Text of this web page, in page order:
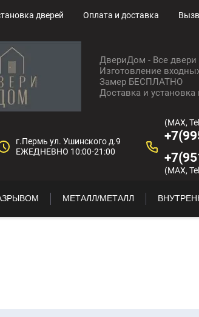
дверей Оплата и доставка
ДвериДом - Все двери
Изготовление
Замер БЕСПЛАТНО
Доставка и установка
г.Пермь ул. Ушинского д.9
ЕЖЕДНЕВНО 10:00-21:00
(MAX,
(MAX,
МЕТАЛЛ/МЕТАЛЛ